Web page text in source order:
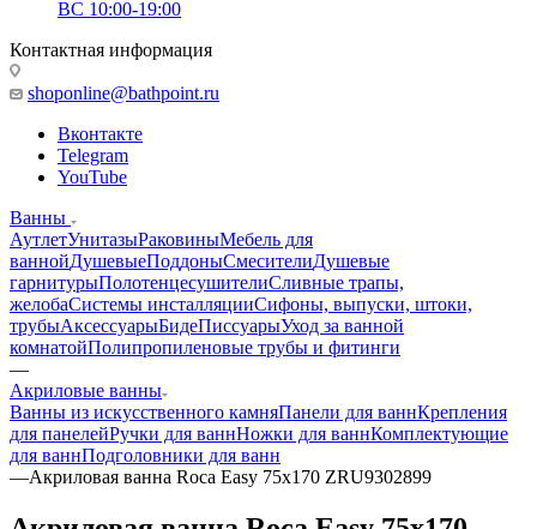
ВС 10:00-19:00
Контактная информация
shoponline@bathpoint.ru
Вконтакте
Telegram
YouTube
Ванны
АутлетУнитазыРаковиныМебель для
ваннойДушевыеПоддоныСмесителиДушевые
гарнитурыПолотенцесушителиСливные трапы,
желобаСистемы инсталляцииСифоны, выпуски, штоки,
трубыАксессуарыБидеПиссуарыУход за ванной
комнатойПолипропиленовые трубы и фитинги
—
Акриловые ванны
Ванны из искусственного камняПанели для ваннКрепления
для панелейРучки для ваннНожки для ваннКомплектующие
для ваннПодголовники для ванн
—Акриловая ванна Roca Easy 75x170 ZRU9302899